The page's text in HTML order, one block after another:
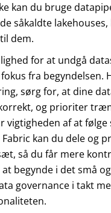
kan du bruge
såkaldte
dem.
for at undgå
fra begyndelsen.
sørg for, at dine
og prioriter
vigtigheden af at
kan du dele og
så du får mere
begynde i det små
governance i takt